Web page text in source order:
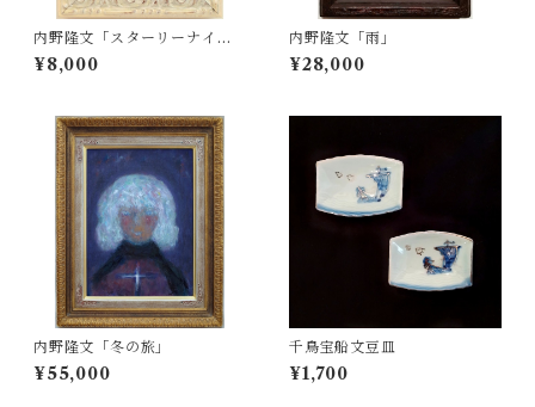
内野隆文「スターリーナイ
ト」
¥8,000
内野隆文「雨」
¥28,000
内野隆文「冬の旅」
¥55,000
千鳥宝船文豆皿
¥1,700